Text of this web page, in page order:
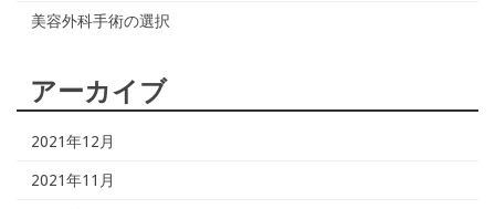
美容外科手術の選択
アーカイブ
2021年12月
2021年11月